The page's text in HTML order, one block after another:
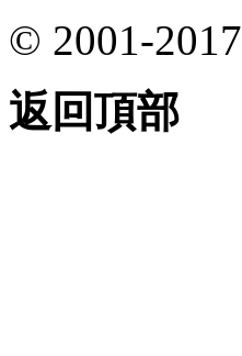
© 2001-2017
返回頂部